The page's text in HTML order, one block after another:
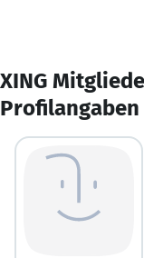
XING
Profilangaben